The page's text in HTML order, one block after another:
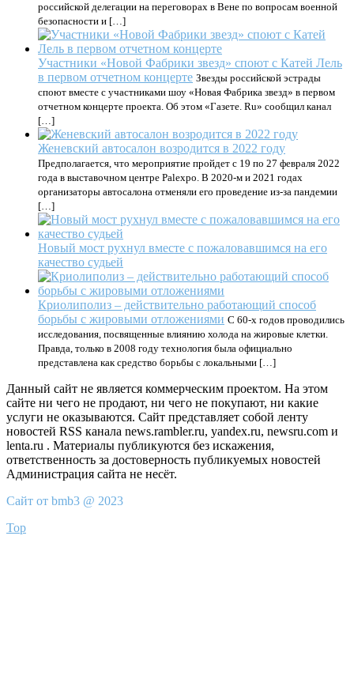
российской делегации на переговорах в Вене по вопросам военной
безопасности и […]
Участники «Новой Фабрики звезд» споют с Катей Лель
в первом отчетном концерте Звезды российской эстрады
споют вместе с участниками шоу «Новая Фабрика звезд» в первом
отчетном концерте проекта. Об этом «Газете. Ru» сообщил канал
[…]
Женевский автосалон возродится в 2022 году
Предполагается, что мероприятие пройдет с 19 по 27 февраля 2022
года в выставочном центре Palexpo. В 2020-м и 2021 годах
организаторы автосалона отменяли его проведение из-за пандемии
[…]
Новый мост рухнул вместе с пожаловавшимся на его
качество судьей
Криолиполиз – действительно работающий способ
борьбы с жировыми отложениями С 60-х годов проводились
исследования, посвященные влиянию холода на жировые клетки.
Правда, только в 2008 году технология была официально
представлена как средство борьбы с локальными […]
Данный сайт не является коммерческим проектом. На этом
сайте ни чего не продают, ни чего не покупают, ни какие
услуги не оказываются. Сайт представляет собой ленту
новостей RSS канала news.rambler.ru, yandex.ru, newsru.com и
lenta.ru . Материалы публикуются без искажения,
ответственность за достоверность публикуемых новостей
Администрация сайта не несёт.
Сайт от bmb3 @ 2023
Top